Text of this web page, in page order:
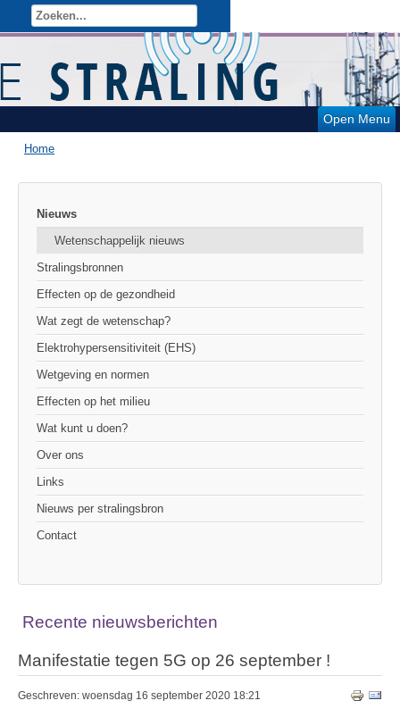
Open Menu
Home
Nieuws
Wetenschappelijk nieuws
Stralingsbronnen
Effecten op de gezondheid
Wat zegt de wetenschap?
Elektrohypersensitiviteit (EHS)
Wetgeving en normen
Effecten op het milieu
Wat kunt u doen?
Over ons
Links
Nieuws per stralingsbron
Contact
Recente nieuwsberichten
Manifestatie tegen 5G op 26 september !
Geschreven: woensdag 16 september 2020 18:21